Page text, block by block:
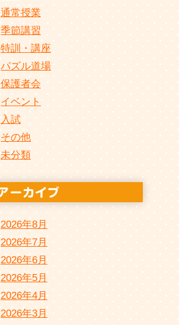
通常授業
季節講習
特訓・講座
パズル道場
保護者会
イベント
入試
その他
未分類
2026年8月
2026年7月
2026年6月
2026年5月
2026年4月
2026年3月